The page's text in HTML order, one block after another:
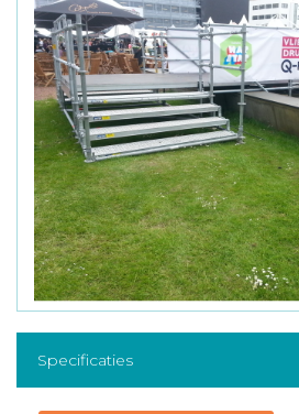
Specificaties